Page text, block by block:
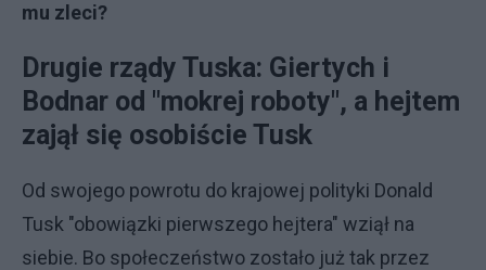
mu zleci?
Drugie rządy Tuska: Giertych i
Bodnar od "mokrej roboty", a hejtem
zajął się osobiście Tusk
Od swojego powrotu do krajowej polityki Donald
Tusk "obowiązki pierwszego hejtera" wziął na
siebie. Bo społeczeństwo zostało już tak przez